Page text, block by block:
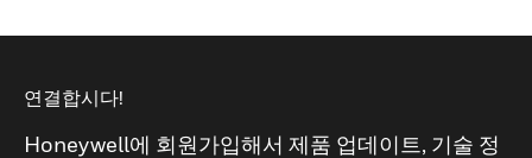
연결합시다!
Honeywell에 회원가입해서 제품 업데이트, 기술 정